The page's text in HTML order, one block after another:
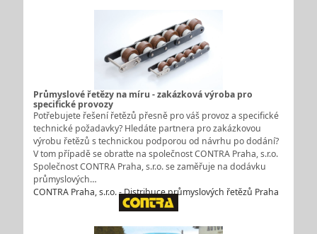
Průmyslové řetězy na míru - zakázková výroba pro
specifické provozy
Potřebujete řešení řetězů přesně pro váš provoz a specifické
technické požadavky? Hledáte partnera pro zakázkovou
výrobu řetězů s technickou podporou od návrhu po dodání?
V tom případě se obraťte na společnost CONTRA Praha, s.r.o.
Společnost CONTRA Praha, s.r.o. se zaměřuje na dodávku
průmyslových…
CONTRA Praha, s.r.o. - Distribuce průmyslových řetězů Praha